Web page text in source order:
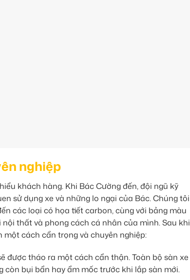
nghiệp
khách hàng. Khi Bác Cường đến, đội ngũ kỹ
sử dụng xe và những lo ngại của Bác. Chúng tôi
các loại có họa tiết carbon, cùng với bảng màu
thất và phong cách cá nhân của mình. Sau khi
cách cẩn trọng và chuyên nghiệp:
được tháo ra một cách cẩn thận. Toàn bộ sàn xe
còn bụi bẩn hay ẩm mốc trước khi lắp sàn mới.